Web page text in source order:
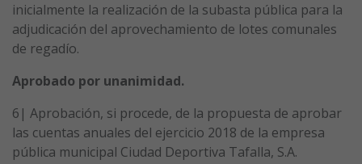
inicialmente la realización de la subasta pública para la
adjudicación del aprovechamiento de lotes comunales
de regadío.
Aprobado por unanimidad.
6| Aprobación, si procede, de la propuesta de aprobar
las cuentas anuales del ejercicio 2018 de la empresa
pública municipal Ciudad Deportiva Tafalla, S.A.